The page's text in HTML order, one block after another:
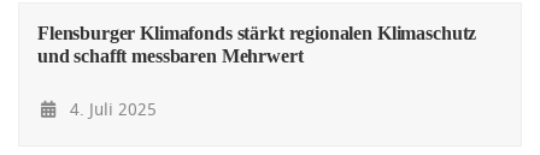
Flensburger Klimafonds stärkt regionalen Klimaschutz
und schafft messbaren Mehrwert
4. Juli 2025